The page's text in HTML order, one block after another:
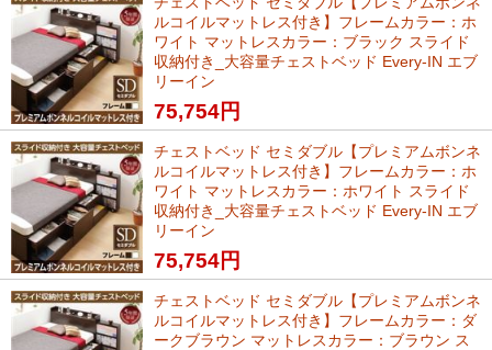
ルコイルマットレス付き】フレームカラー：ホ
ワイト マットレスカラー：ブラック スライド
収納付き_大容量チェストベッド Every-IN エブ
リーイン
75,754円
チェストベッド セミダブル【プレミアムボンネ
ルコイルマットレス付き】フレームカラー：ホ
ワイト マットレスカラー：ホワイト スライド
収納付き_大容量チェストベッド Every-IN エブ
リーイン
75,754円
チェストベッド セミダブル【プレミアムボンネ
ルコイルマットレス付き】フレームカラー：ダ
ークブラウン マットレスカラー：ブラウン ス